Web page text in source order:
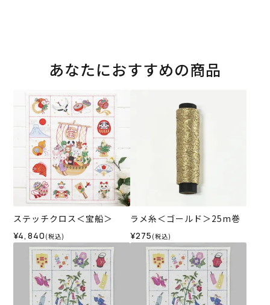
あなたにおすすめの商品
ステッチクロス＜宝船＞
¥4,840 (税込)
ラメ糸＜ゴールド＞25m巻
¥275 (税込)